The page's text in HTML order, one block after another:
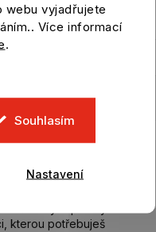
webu vyjadřujete
Více informací
.
Souhlasím
Nastavení
který si hráči
síťovanými panely
kterou potřebuješ